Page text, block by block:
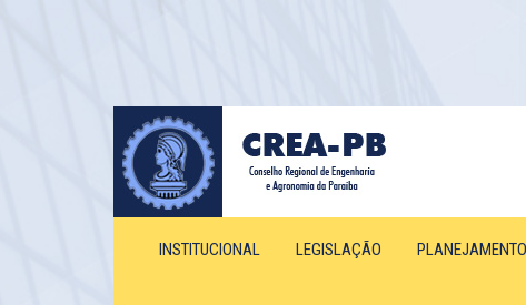
INSTITUCIONAL LEGISLAÇÃO PLANEJAMENTO